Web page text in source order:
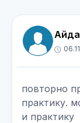
повторно
практику.
и практику